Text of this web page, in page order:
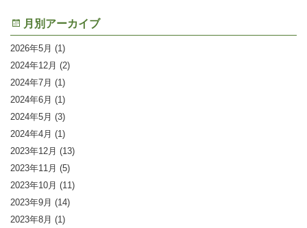
月別アーカイブ
2026年5月 (1)
2024年12月 (2)
2024年7月 (1)
2024年6月 (1)
2024年5月 (3)
2024年4月 (1)
2023年12月 (13)
2023年11月 (5)
2023年10月 (11)
2023年9月 (14)
2023年8月 (1)